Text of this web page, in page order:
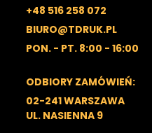
+48 516 258 072
BIURO@TDRUK.PL
PON. - PT. 8:00 - 16:00
ODBIORY ZAMÓWIEŃ:
02-241 WARSZAWA
UL. NASIENNA 9